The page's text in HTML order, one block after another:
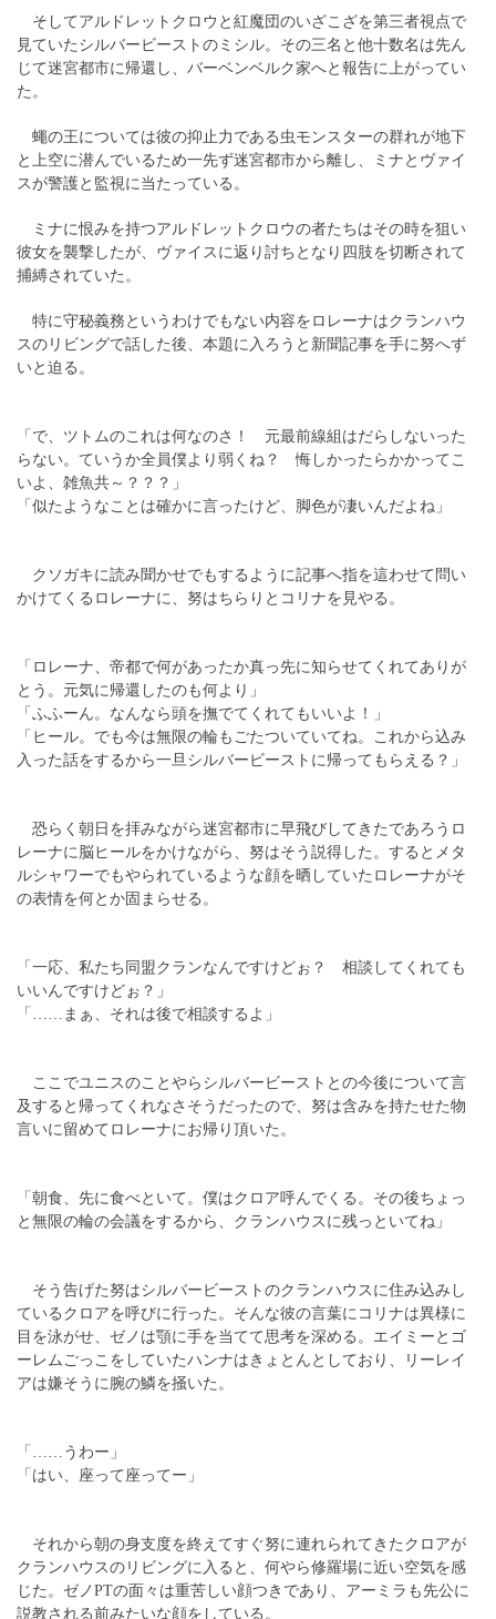
そしてアルドレットクロウと紅魔団のいざこざを第三者視点で
見ていたシルバービーストのミシル。その三名と他十数名は先ん
じて迷宮都市に帰還し、バーベンベルク家へと報告に上がってい
た。
蠅の王については彼の抑止力である虫モンスターの群れが地下
と上空に潜んでいるため一先ず迷宮都市から離し、ミナとヴァイ
スが警護と監視に当たっている。
ミナに恨みを持つアルドレットクロウの者たちはその時を狙い
彼女を襲撃したが、ヴァイスに返り討ちとなり四肢を切断されて
捕縛されていた。
特に守秘義務というわけでもない内容をロレーナはクランハウ
スのリビングで話した後、本題に入ろうと新聞記事を手に努へず
いと迫る。
「で、ツトムのこれは何なのさ！ 元最前線組はだらしないった
らない。ていうか全員僕より弱くね？ 悔しかったらかかってこ
いよ、雑魚共～？？？」
「似たようなことは確かに言ったけど、脚色が凄いんだよね」
クソガキに読み聞かせでもするように記事へ指を這わせて問い
かけてくるロレーナに、努はちらりとコリナを見やる。
「ロレーナ、帝都で何があったか真っ先に知らせてくれてありが
とう。元気に帰還したのも何より」
「ふふーん。なんなら頭を撫でてくれてもいいよ！」
「ヒール。でも今は無限の輪もごたついていてね。これから込み
入った話をするから一旦シルバービーストに帰ってもらえる？」
恐らく朝日を拝みながら迷宮都市に早飛びしてきたであろうロ
レーナに脳ヒールをかけながら、努はそう説得した。するとメタ
ルシャワーでもやられているような顔を晒していたロレーナがそ
の表情を何とか固まらせる。
「一応、私たち同盟クランなんですけどぉ？ 相談してくれても
いいんですけどぉ？」
「……まぁ、それは後で相談するよ」
ここでユニスのことやらシルバービーストとの今後について言
及すると帰ってくれなさそうだったので、努は含みを持たせた物
言いに留めてロレーナにお帰り頂いた。
「朝食、先に食べといて。僕はクロア呼んでくる。その後ちょっ
と無限の輪の会議をするから、クランハウスに残っといてね」
そう告げた努はシルバービーストのクランハウスに住み込みし
ているクロアを呼びに行った。そんな彼の言葉にコリナは異様に
目を泳がせ、ゼノは顎に手を当てて思考を深める。エイミーとゴ
ーレムごっこをしていたハンナはきょとんとしており、リーレイ
アは嫌そうに腕の鱗を掻いた。
「……うわー」
「はい、座って座ってー」
それから朝の身支度を終えてすぐ努に連れられてきたクロアが
クランハウスのリビングに入ると、何やら修羅場に近い空気を感
じた。ゼノPTの面々は重苦しい顔つきであり、アーミラも先公に
説教される前みたいな顔をしている。